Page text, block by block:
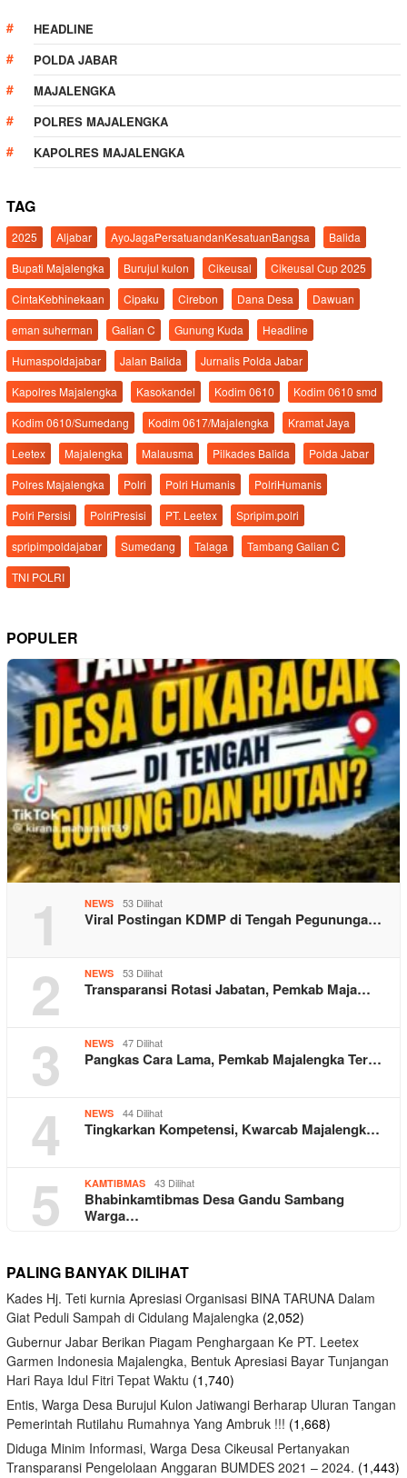
HEADLINE
POLDA JABAR
MAJALENGKA
POLRES MAJALENGKA
KAPOLRES MAJALENGKA
TAG
2025 Aljabar AyoJagaPersatuandanKesatuanBangsa
Balida
Bupati Majalengka
Burujul kulon Cikeusal
Cikeusal Cup 2025
CintaKebhinekaan
Cipaku Cirebon Dana Desa
Dawuan
eman suherman
Galian C Gunung Kuda
Headline
Humaspoldajabar
Jalan Balida
Jurnalis Polda Jabar
Kapolres Majalengka
Kasokandel Kodim 0610
Kodim 0610 smd
Kodim 0610/Sumedang
Kodim 0617/Majalengka
Kramat Jaya
Leetex
Majalengka Malausma Pilkades Balida
Polda Jabar
Polres Majalengka
Polri Polri Humanis
PolriHumanis
Polri Persisi
PolriPresisi PT. Leetex
Spripim.polri
spripimpoldajabar
Sumedang Talaga
Tambang Galian C
TNI POLRI
POPULER
1 NEWS 53 Dilihat
Viral Postingan KDMP di Tengah Pegununga…
2 NEWS 53 Dilihat
Transparansi Rotasi Jabatan, Pemkab Maja…
3 NEWS 47 Dilihat
Pangkas Cara Lama, Pemkab Majalengka Ter…
4 NEWS 44 Dilihat
Tingkarkan Kompetensi, Kwarcab Majalengk…
5 KAMTIBMAS 43 Dilihat
Bhabinkamtibmas Desa Gandu Sambang
Warga…
PALING BANYAK DILIHAT
Kades Hj. Teti kurnia Apresiasi Organisasi BINA TARUNA Dalam
Giat Peduli Sampah di Cidulang Majalengka (2,052)
Gubernur Jabar Berikan Piagam Penghargaan Ke PT. Leetex
Garmen Indonesia Majalengka, Bentuk Apresiasi Bayar Tunjangan
Hari Raya Idul Fitri Tepat Waktu (1,740)
Entis, Warga Desa Burujul Kulon Jatiwangi Berharap Uluran Tangan
Pemerintah Rutilahu Rumahnya Yang Ambruk !!! (1,668)
Diduga Minim Informasi, Warga Desa Cikeusal Pertanyakan
Transparansi Pengelolaan Anggaran BUMDES 2021 – 2024. (1,443)